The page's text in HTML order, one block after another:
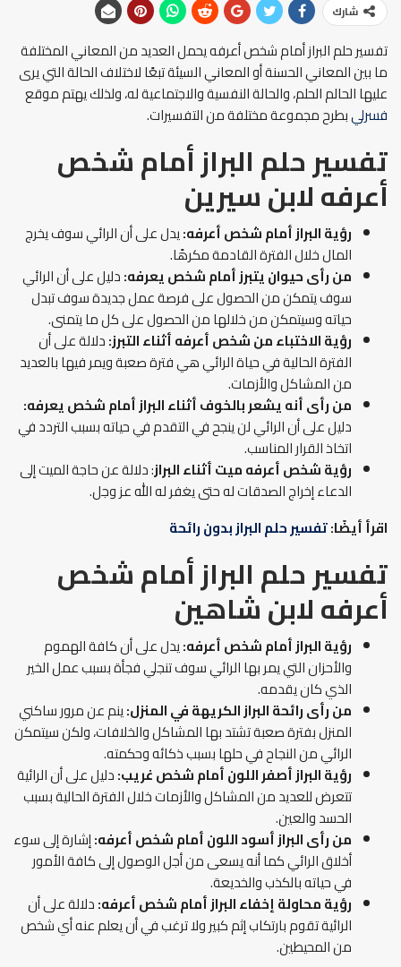
شارك
تفسير حلم البراز أمام شخص أعرفه يحمل العديد من المعاني المختلفة
ما بين المعاني الحسنة أو المعاني السيئة تبعًا لاختلاف الحالة التي يرى
عليها الحالم الحلم، والحالة النفسية والاجتماعية له، ولذلك يهتم موقع
فسرليبطرح مجموعة مختلفة من التفسيرات.
تفسير حلم البراز أمام شخص
أعرفه لابن سيرين
رؤية البراز أمام شخص أعرفه:يدل على أن الرائي سوف يخرج
المال خلال الفترة القادمة مكرهًا.
من رأى حيوان يتبرز أمام شخص يعرفه:دليل على أن الرائي
سوف يتمكن من الحصول على فرصة عمل جديدة سوف تبدل
حياته وسيتمكن من خلالها من الحصول على كل ما يتمنى.
رؤية الاختباء من شخص أعرفه أثناء التبرز:دلالة على أن
الفترة الحالية في حياة الرائي هي فترة صعبة ويمر فيها بالعديد
من المشاكل والأزمات.
من رأى أنه يشعر بالخوف أثناء البراز أمام شخص يعرفه:
دليل على أن الرائي لن ينجح في التقدم في حياته بسبب التردد في
اتخاذ القرار المناسب.
رؤية شخص أعرفه ميت أثناء البراز: دلالة عن حاجة الميت إلى
الدعاء إخراج الصدقات له حتى يغفر له الله عز وجل.
اقرأ أيضًا:تفسير حلم البراز بدون رائحة
تفسير حلم البراز أمام شخص
أعرفه لابن شاهين
رؤية البراز أمام شخص أعرفه:يدل على أن كافة الهموم
والأحزان التي يمر بها الرائي سوف تنجلي فجأة بسبب عمل الخير
الذي كان يقدمه.
من رأى رائحة البراز الكريهة في المنزل:ينم عن مرور ساكني
المنزل بفترة صعبة تشتد بها المشاكل والخلافات، ولكن سيتمكن
الرائي من النجاح في حلها بسبب ذكائه وحكمته.
رؤية البراز أصفر اللون أمام شخص غريب:دليل على أن الرائية
تتعرض للعديد من المشاكل والأزمات خلال الفترة الحالية بسبب
الحسد والعين.
من رأى البراز أسود اللون أمام شخص أعرفه:إشارة إلى سوء
أخلاق الرائي كما أنه يسعى من أجل الوصول إلى كافة الأمور
في حياته بالكذب والخديعة.
رؤية محاولة إخفاء البراز أمام شخص أعرفه:دلالة على أن
الرائية تقوم بارتكاب إثم كبير ولا ترغب في أن يعلم عنه أي شخص
من المحيطين.